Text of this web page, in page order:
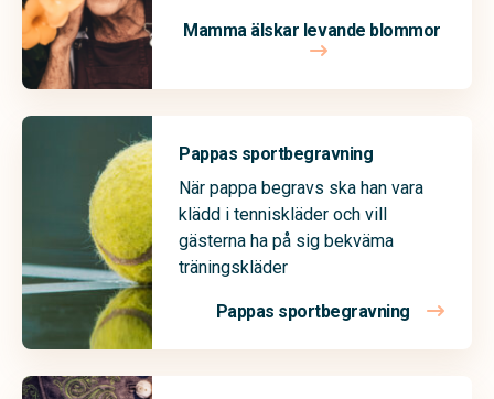
Mamma älskar levande blommor
Pappas sportbegravning
När pappa begravs ska han vara
klädd i tenniskläder och vill
gästerna ha på sig bekväma
träningskläder
Pappas sportbegravning